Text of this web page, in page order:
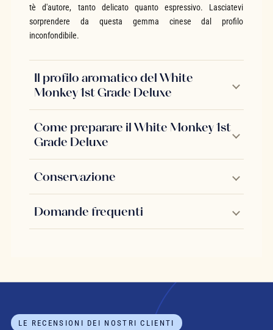
tè d'autore, tanto delicato quanto espressivo. Lasciatevi
sorprendere da questa gemma cinese dal profilo
inconfondibile.
Il profilo aromatico del White
Monkey 1st Grade Deluxe
Come preparare il White Monkey 1st
Grade Deluxe
Conservazione
Domande frequenti
LE RECENSIONI DEI NOSTRI CLIENTI